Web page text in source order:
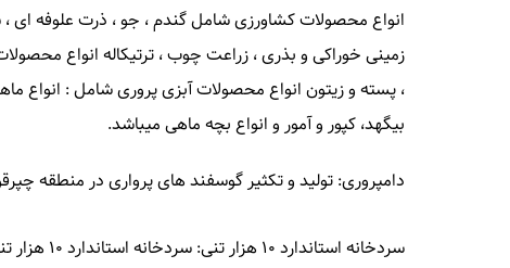
انواع محصولات کشاورزی شامل گندم ، جو ، ذرت علوفه ای ،
زمینی خوراکی و بذری ، زراعت چوب ، ترتیکاله انواع
، پسته و زیتون انواع محصولات آبزی پروری شامل : انواع
بیگهد، کپور و آمور و انواع بچه ماهی میباشد.
دامپروری: تولید و تکثیر گوسفند های پرواری در منطقه